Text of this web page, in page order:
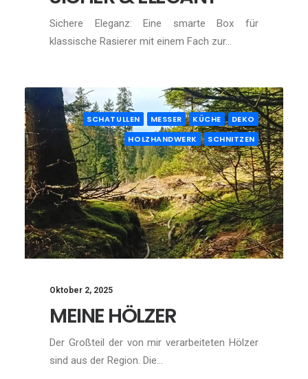
Sichere Eleganz: Eine smarte Box für
klassische Rasierer mit einem Fach zur…
SCHATULLEN MESSER KÜCHE
DEKO
HOLZHANDWERK
SCHNITZEN
Oktober 2, 2025
MEINE HÖLZER
Der Großteil der von mir verarbeiteten Hölzer
sind aus der Region. Die…